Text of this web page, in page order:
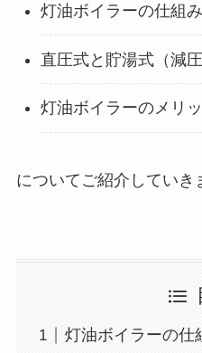
灯油ボイラーの仕組み
直圧式と貯湯式（減
灯油ボイラーのメリ
についてご紹介していき
灯油ボイラーの仕